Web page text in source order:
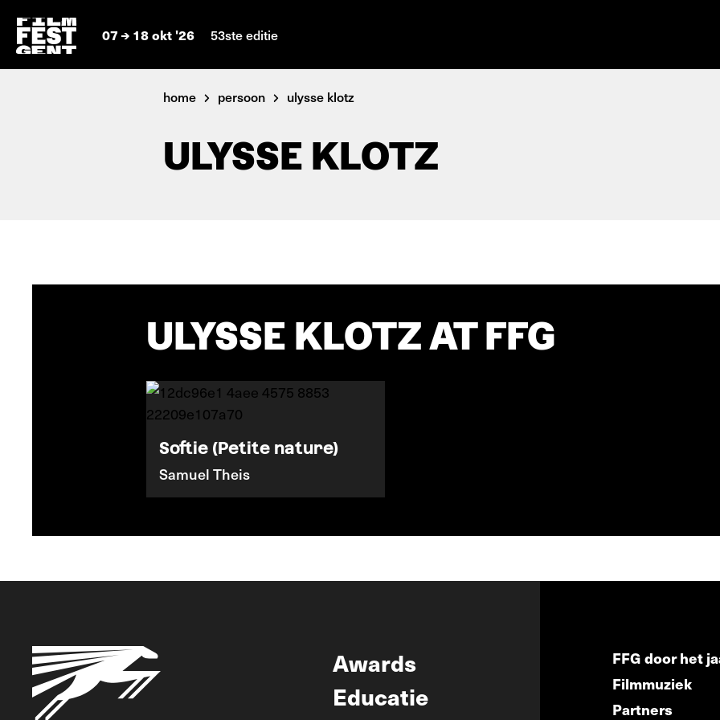
07 18 okt '26 53ste editie
home persoon ulysse klotz
ULYSSE KLOTZ
ULYSSE KLOTZ AT FFG
Softie (Petite nature)
Samuel Theis
Awards
Educatie
FFG door het
Filmmuziek
Partners